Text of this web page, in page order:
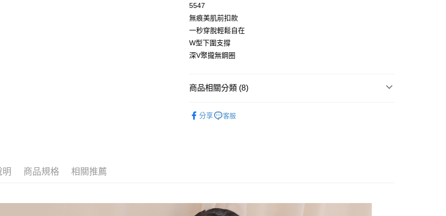
流程，驗證手機門號後，選擇欲分期的期數、繳款截止日，確認付款後即
完成交易。
3.實際核准額度、可分期數及費用金額請依後續交易確認頁面所載為準。
4.訂單成立30分鐘內，如未前往確認交易或遇審核未通過，訂單將自動取
消。如遇「轉專審核」未通過狀況，表示未達大哥付你分期系統評分，恕
【繳款方式說明】
2.透過簡訊連結打開帳單後，可選擇「超商條碼／台灣大直營門市／銀行轉
帳／街口支付／iPASS MONEY」等通路繳費。
【注意事項】
1.本服務係由「台灣大哥大股份有限公司」（以下簡稱本公司）所提供，讓
【關於「AFTEE先享後付」】
AFTEE先享後付是「在收到商品之後才付款」的支付方式。 讓您購物簡單
１．簡單：不需註冊會員、不需綁卡、不需儲值。
２．便利：只要手機號碼，簡訊認證，即可結帳。
３．安心：先確認商品／服務後，再付款。
付」結帳頁面，進行簡訊認證並確認金額後，即可完成結帳。
／ATM／網路銀行／等多元方式進行付款，方視為交易完成。
交易，需依本服務之必要範圍內提供個人資料，並將交易相關給付款項請
求債權轉讓予恩沛科技股份有限公司。
Hami Point
「Hami Point」為中華電信所提供之點數服務，可於會員專區綁定中華電
信會員帳號後，即可在購物車使用 Hami Point 折抵消費金額 (1點等於1
元)。
ATM付款
貨到付款
運送方式
全家取貨付款
付款後萊爾富取貨
5547
無痕美肌前扣款
一秒穿脫輕鬆自在
W型下圍支撐
深V聚攏無鋼圈
商品相關分類 (8)
👗部落客&網紅實穿試衣間
分享 客服
明 商品規格 相關推薦